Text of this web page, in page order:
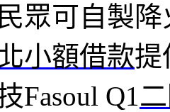
眾可自製
小額借款提
Fasoul Q1